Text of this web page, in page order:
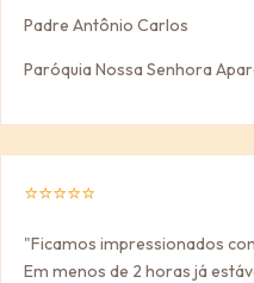
Padre Antônio Carlos
Paróquia Nossa Senhora
⭐⭐⭐⭐⭐
"Ficamos impressionados
Em menos de 2 horas já